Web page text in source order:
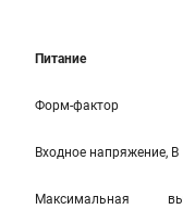
Питание
Форм-фактор
Входное напряжение, В
Максимальная